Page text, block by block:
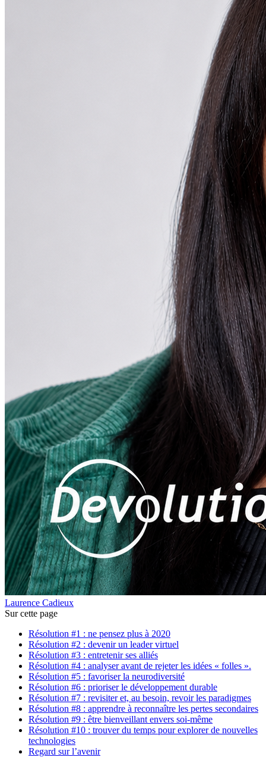
Laurence Cadieux
Sur cette page
Résolution #1 : ne pensez plus à 2020
Résolution #2 : devenir un leader virtuel
Résolution #3 : entretenir ses alliés
Résolution #4 : analyser avant de rejeter les idées « folles ».
Résolution #5 : favoriser la neurodiversité
Résolution #6 : prioriser le développement durable
Résolution #7 : revisiter et, au besoin, revoir les paradigmes
Résolution #8 : apprendre à reconnaître les pertes secondaires
Résolution #9 : être bienveillant envers soi-même
Résolution #10 : trouver du temps pour explorer de nouvelles
technologies
Regard sur l’avenir